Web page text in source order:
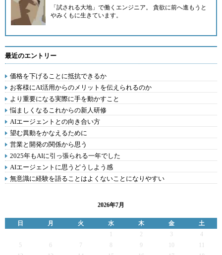
「試される大地」で働くエンジニア。 貪欲に前へ進もうと
やみくもに生きています。
最近のエントリー
価格を下げることに抵抗できるか
お客様にAI活用からのメリットを伝えられるのか
より重要になる実際に手を動かすこと
悩ましくなるこれからの新人研修
AIエージェントとの向き合い方
望む異動をかなえるために
営業と開発の関係から思う
2025年もAIに引っ張られる一年でした
AIエージェントに思うどうしよう感
無意識に経験を語ることはよくないことになりやすい
2026年7月
日 月 火 水 木 金
土
2 3
4
5
6 7 9